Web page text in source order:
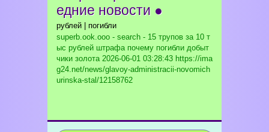
едние новости ●
рублей | погибли
superb.ook.ooo - search - 15 трупов за 10 т
ыс рублей штрафа почему погибли добыт
чики золота2026-06-01 03:28:43 https://ima
g24.net/news/glavoy-administracii-novomich
urinska-stal/12158762